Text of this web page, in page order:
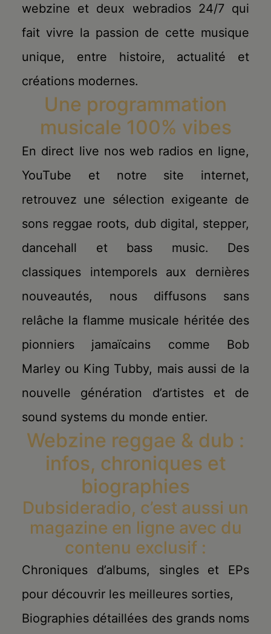
webzine et deux webradios 24/7 qui
fait vivre la passion de cette musique
unique, entre histoire, actualité et
créations modernes.
Une programmation
musicale 100% vibes
En direct live nos web radios en ligne,
YouTube et notre site internet,
retrouvez une sélection exigeante de
sons reggae roots, dub digital, stepper,
dancehall et bass music. Des
classiques intemporels aux dernières
nouveautés, nous diffusons sans
relâche la flamme musicale héritée des
pionniers jamaïcains comme Bob
Marley ou King Tubby, mais aussi de la
nouvelle génération d’artistes et de
sound systems du monde entier.
Webzine reggae & dub :
infos, chroniques et
biographies
Dubsideradio, c’est aussi un
magazine en ligne avec du
contenu exclusif :
Chroniques d’albums, singles et EPs
pour découvrir les meilleures sorties,
Biographies détaillées des grands noms